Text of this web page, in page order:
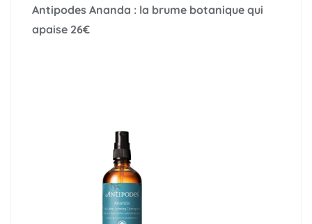
Antipodes Ananda : la brume botanique qui
apaise 26€